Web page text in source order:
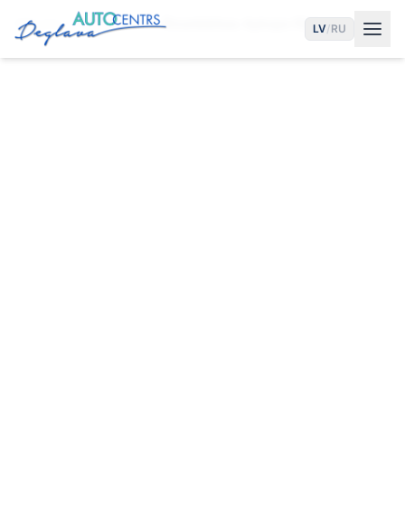
LV/RU
Sākums Pakalpojumi Ātrumkārbas Apkope Rīgā